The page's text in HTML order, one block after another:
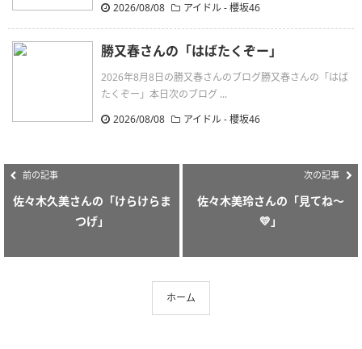
2026/08/08
アイドル - 櫻坂46
勝又春さんの「はばたくぞー」
2026年8月8日の勝又春さんのブログ勝又春さんの「はば
たくぞー」本日次のブログ ...
2026/08/08
アイドル - 櫻坂46
前の記事
佐々木久美さんの「けらけらま
つげ」
次の記事
佐々木美玲さんの「見てね〜
💛」
ホーム